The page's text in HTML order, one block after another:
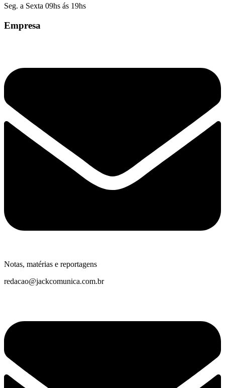
Seg. a Sexta 09hs ás 19hs
Empresa
Notas, matérias e reportagens
redacao@jackcomunica.com.br